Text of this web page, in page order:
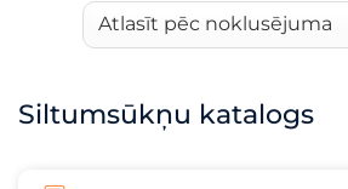
Siltumsūkņu katalogs